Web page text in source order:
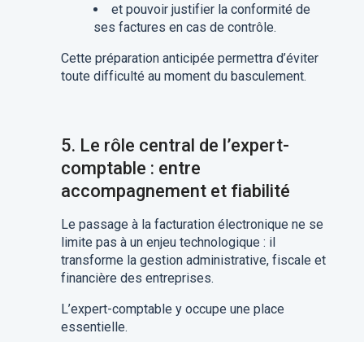
et pouvoir justifier la conformité de
ses factures en cas de contrôle.
Cette préparation anticipée permettra d’éviter
toute difficulté au moment du basculement.
5. Le rôle central de l’expert-
comptable : entre
accompagnement et fiabilité
Le passage à la facturation électronique ne se
limite pas à un enjeu technologique : il
transforme la gestion administrative, fiscale et
financière des entreprises.
L’expert-comptable y occupe une place
essentielle.